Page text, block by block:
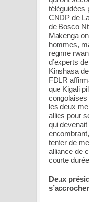
téléguidées
CNDP de
de Bosco
Makenga
hommes,
régime
d’experts
Kinshasa
FDLR
que Kigali
congolaises
les deux
alliés pour
qui
tenter de
alliance de
courte
Deux